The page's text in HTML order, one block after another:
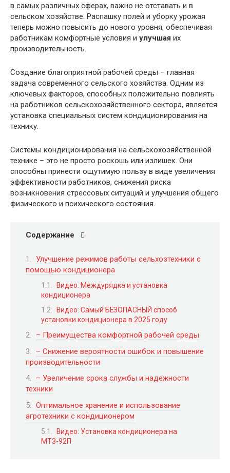
в самых различных сферах, важно не отставать и в
сельском хозяйстве. Распашку полей и уборку урожая
теперь можно повысить до нового уровня, обеспечивая
работникам комфортные условия и улучшая их
производительность.
Создание благоприятной рабочей среды – главная
задача современного сельского хозяйства. Одним из
ключевых факторов, способных положительно повлиять
на работников сельскохозяйственного сектора, является
установка специальных систем кондиционирования на
технику.
Системы кондиционирования на сельскохозяйственной
технике – это не просто роскошь или излишек. Они
способны принести ощутимую пользу в виде увеличения
эффективности работников, снижения риска
возникновения стрессовых ситуаций и улучшения общего
физического и психического состояния.
Содержание
Улучшение режимов работы сельхозтехники с
помощью кондиционера
Видео: Междурядка и установка
кондиционера
Видео: Самый БЕЗОПАСНЫЙ способ
установки кондиционера в 2025 году
– Преимущества комфортной рабочей среды
– Снижение вероятности ошибок и повышение
производительности
– Увеличение срока службы и надежности
техники
Оптимальное хранение и использование
агротехники с кондиционером
Видео: Установка кондиционера на
МТЗ-92П